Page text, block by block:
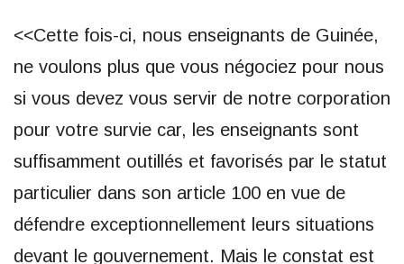
<<Cette fois-ci, nous enseignants de Guinée,
ne voulons plus que vous négociez pour nous
si vous devez vous servir de notre corporation
pour votre survie car, les enseignants sont
suffisamment outillés et favorisés par le statut
particulier dans son article 100 en vue de
défendre exceptionnellement leurs situations
devant le gouvernement. Mais le constat est